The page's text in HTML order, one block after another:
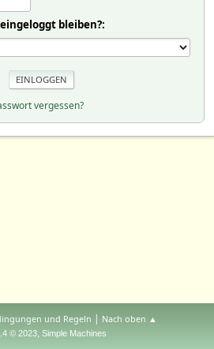
bleiben?:
vergessen?
und Regeln | Nach oben ▲
© 2023, Simple Machines